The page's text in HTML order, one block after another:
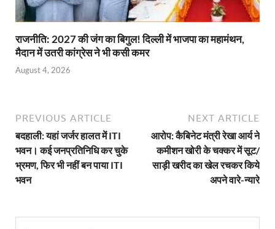
राजनीति: 2027 की जंग का बिगुल! दिल्ली में भाजपा का महामंथन,
मैदान में उतरी कांग्रेस ने भी कसी कमर
August 4, 2026
PREVIOUS ARTICLE
बदहाली: यहां जर्जर हालत में ITI
भवन। कई जनप्रतिनिधि कर चुके
भ्रमण, फिर भी नहीं बन पाया ITI
भवन
NEXT ARTICLE
आरोप: कैबिनेट मंत्री रेखा आर्य ने
कमीशन खोरी के चक्कर में सूट/
साड़ी खरीद का खेल रचकर किये
अपने वारे-न्यारे